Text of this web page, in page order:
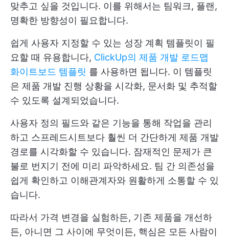
맞추고 싶을 것입니다. 이를 위해서는 팀워크, 플랜,
명확한 방향성이 필요합니다.
쉽게 사용자 지정할 수 있는 성장 계획 템플릿이 필
요할 때 유용합니다, ClickUp의 제품 개발 로드맵
화이트보드 템플릿 를 사용하면 됩니다. 이 템플릿
은 제품 개발 진행 상황을 시각화, 문서화 및 추적할
수 있도록 설계되었습니다.
사용자 정의 필드와 같은 기능을 통해 작업을 관리
하고 스프레드시트보다 훨씬 더 간단하게 제품 개발
경로를 시각화할 수 있습니다. 잠재적인 문제가 큰
불로 번지기 전에 미리 파악하세요. 팀 간 의존성을
쉽게 확인하고 이해관계자와 원활하게 소통할 수 있
습니다.
따라서 가격 변경을 실험하든, 기존 제품을 개선하
든, 아니면 그 사이에 무엇이든, 핵심은 모든 사람이